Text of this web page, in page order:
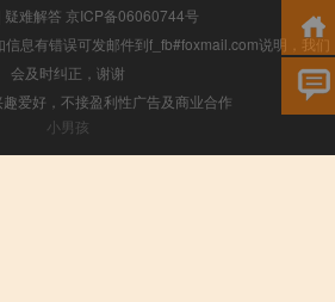
疑难解答 京ICP备06060744号
息有错误可发邮件到f_fb#foxmail.com说明，我们
会及时纠正，谢谢
爱好，不接盈利性广告及商业合作
小男孩